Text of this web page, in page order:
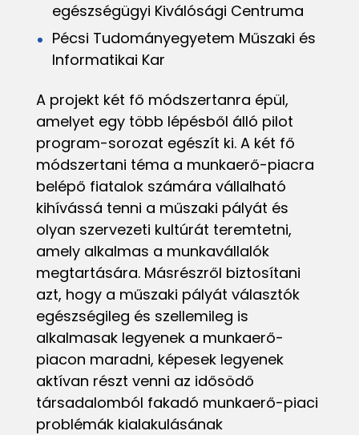
egészségügyi Kiválósági Centruma
Pécsi Tudományegyetem Műszaki és
Informatikai Kar
A projekt két fő módszertanra épül,
amelyet egy több lépésből álló pilot
program-sorozat egészít ki. A két fő
módszertani téma a munkaerő-piacra
belépő fiatalok számára vállalható
kihívássá tenni a műszaki pályát és
olyan szervezeti kultúrát teremtetni,
amely alkalmas a munkavállalók
megtartására. Másrészről biztosítani
azt, hogy a műszaki pályát választók
egészségileg és szellemileg is
alkalmasak legyenek a munkaerő-
piacon maradni, képesek legyenek
aktívan részt venni az idősödő
társadalomból fakadó munkaerő-piaci
problémák kialakulásának